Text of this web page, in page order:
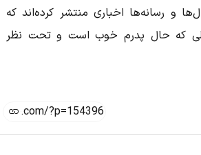
و رسانه‌ها اخباری منتشر کرده‌اند که
که حال پدرم خوب است و تحت نظر